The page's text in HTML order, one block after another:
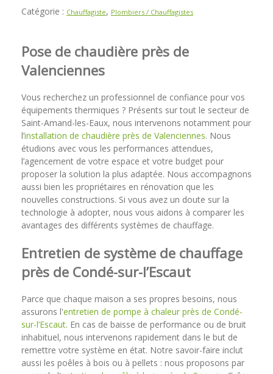
Catégorie : Chauffagiste, Plombiers / Chauffagistes
Pose de chaudière près de
Valenciennes
Vous recherchez un professionnel de confiance pour vos
équipements thermiques ? Présents sur tout le secteur de
Saint-Amand-les-Eaux, nous intervenons notamment pour
l’installation de chaudière près de Valenciennes. Nous
étudions avec vous les performances attendues,
l’agencement de votre espace et votre budget pour
proposer la solution la plus adaptée. Nous accompagnons
aussi bien les propriétaires en rénovation que les
nouvelles constructions. Si vous avez un doute sur la
technologie à adopter, nous vous aidons à comparer les
avantages des différents systèmes de chauffage.
Entretien de système de chauffage
près de Condé-sur-l’Escaut
Parce que chaque maison a ses propres besoins, nous
assurons l'entretien de pompe à chaleur près de Condé-
sur-l’Escaut. En cas de baisse de performance ou de bruit
inhabituel, nous intervenons rapidement dans le but de
remettre votre système en état. Notre savoir-faire inclut
aussi les poêles à bois ou à pellets : nous proposons par